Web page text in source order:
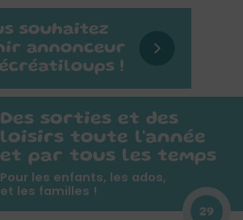
Des sorties et des
loisirs toute l'année
et par tous les temps
Pour les enfants, les ados,
et les familles !
29